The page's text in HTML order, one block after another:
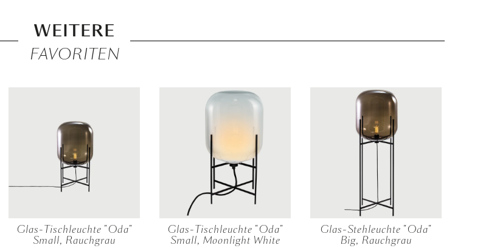
WEITERE
FAVORITEN
Glas-Tischleuchte "Oda"
Small, Rauchgrau
Glas-Tischleuchte "Oda"
Small, Moonlight White
Glas-Stehleuchte "Oda"
Big, Rauchgrau